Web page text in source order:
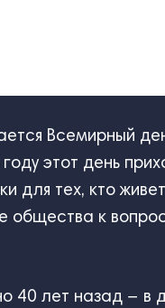
Всемирный
этот день
для тех, кто
общества к
40 лет назад − в